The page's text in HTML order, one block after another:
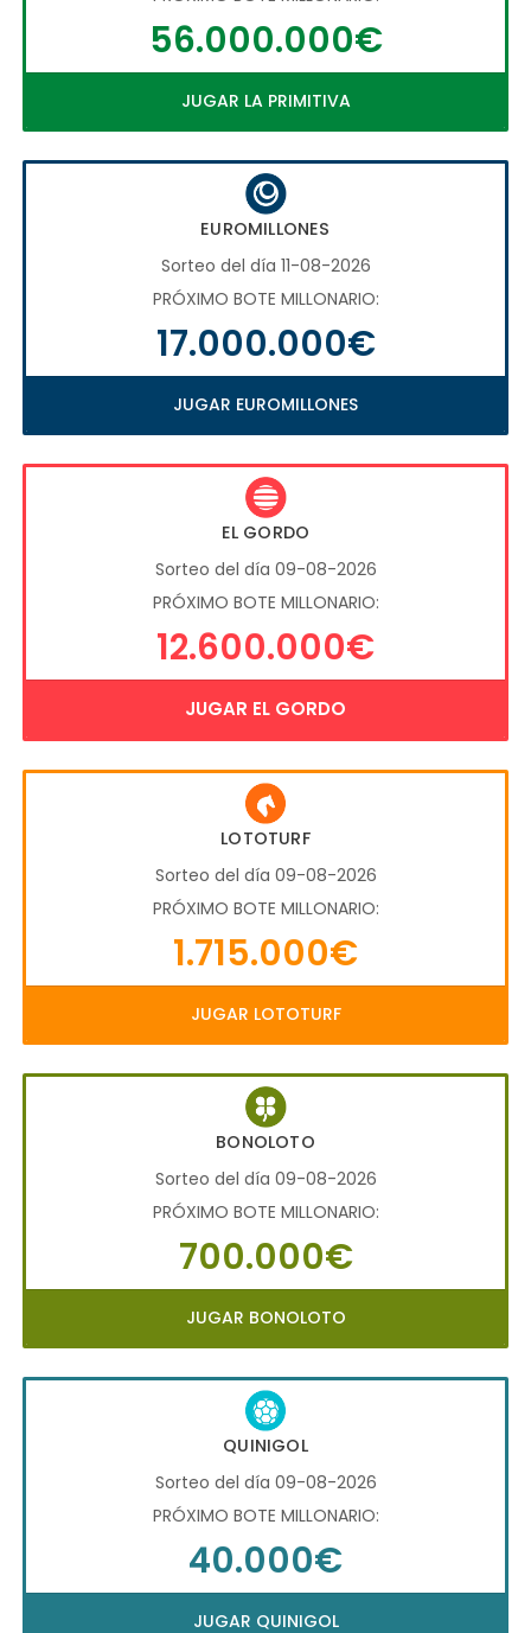
56.000.000€
JUGAR LA PRIMITIVA
EUROMILLONES
Sorteo del día 11-08-2026
PRÓXIMO BOTE MILLONARIO:
17.000.000€
JUGAR EUROMILLONES
EL GORDO
Sorteo del día 09-08-2026
PRÓXIMO BOTE MILLONARIO:
12.600.000€
JUGAR EL GORDO
LOTOTURF
Sorteo del día 09-08-2026
PRÓXIMO BOTE MILLONARIO:
1.715.000€
JUGAR LOTOTURF
BONOLOTO
Sorteo del día 09-08-2026
PRÓXIMO BOTE MILLONARIO:
700.000€
JUGAR BONOLOTO
QUINIGOL
Sorteo del día 09-08-2026
PRÓXIMO BOTE MILLONARIO:
40.000€
JUGAR QUINIGOL